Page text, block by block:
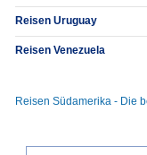
Reisen Uruguay
Reisen Venezuela
Reisen Südamerika - Die